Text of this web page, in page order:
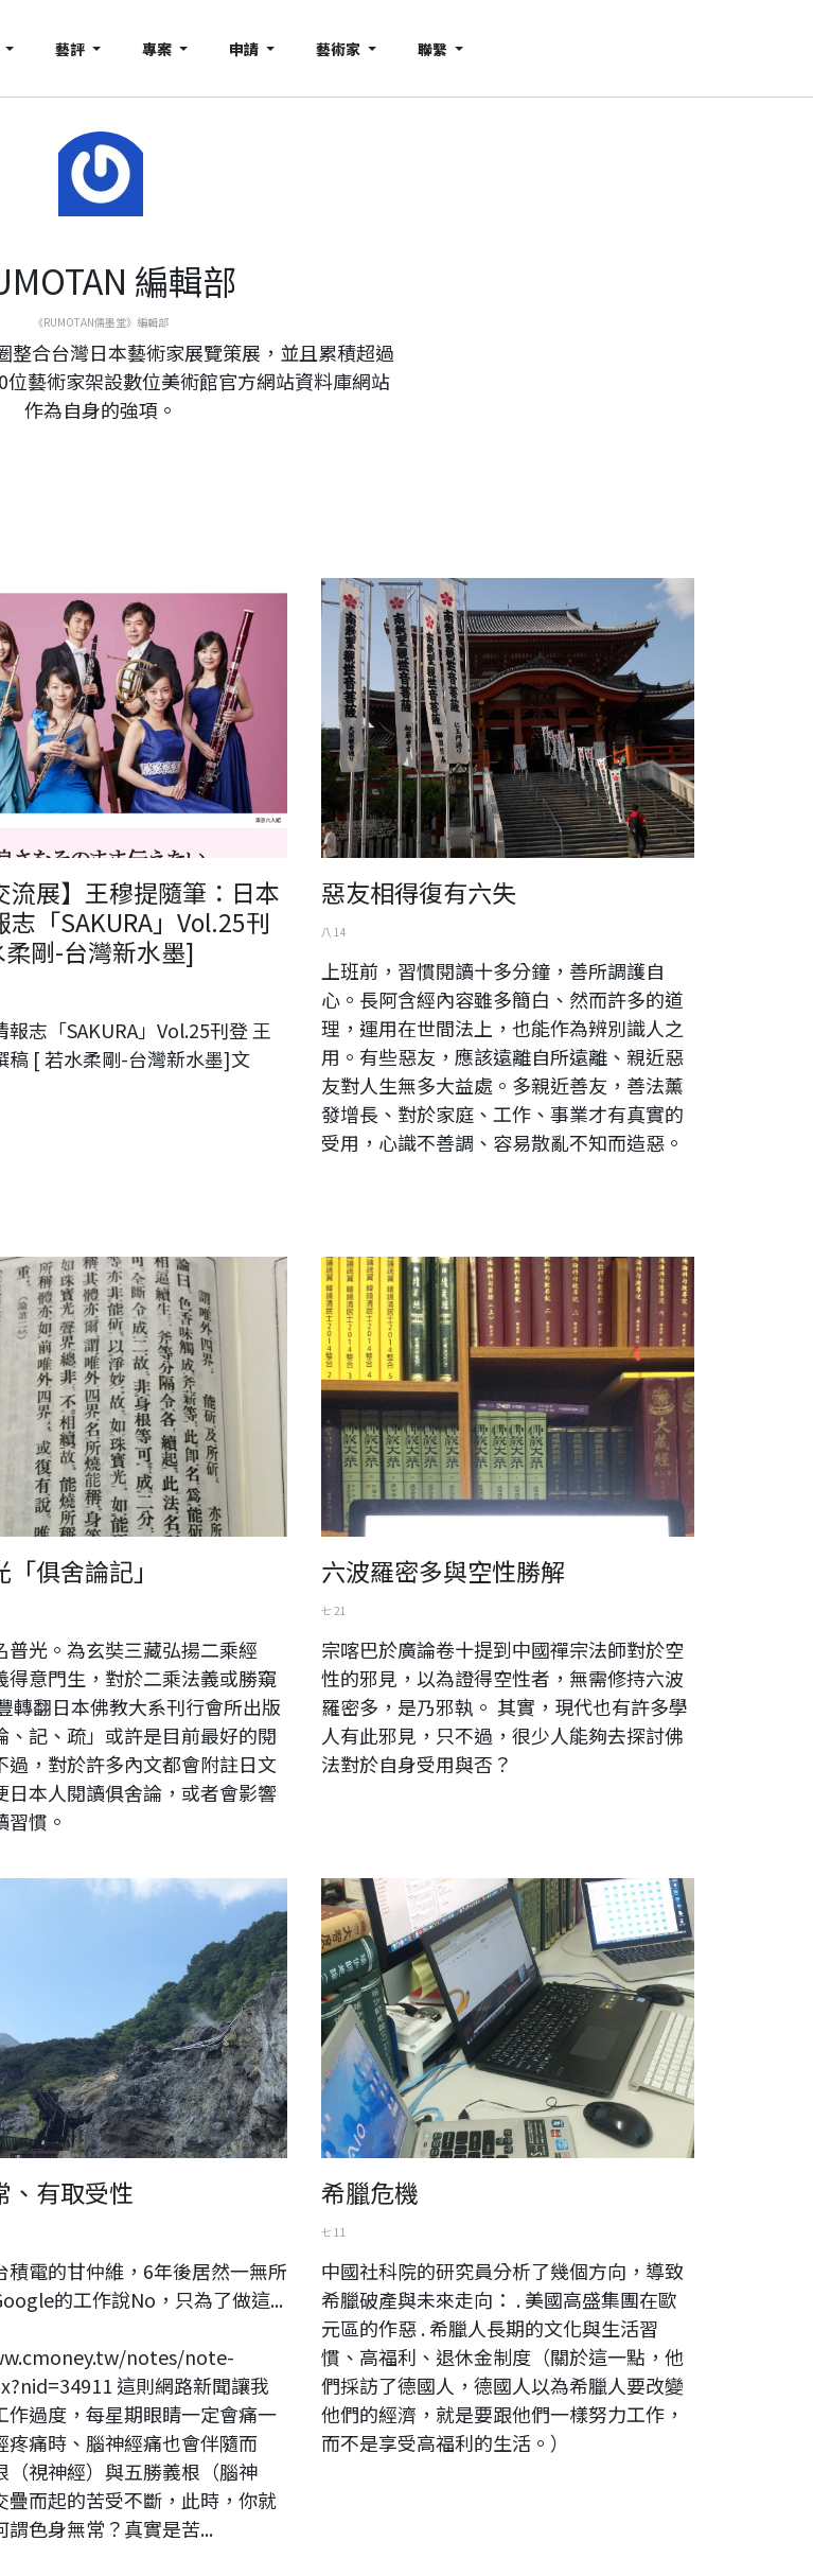
藝評 專案 申請 藝術家 聯繫
編輯部
《RUMOTAN儒墨堂》編輯部
整合台灣日本藝術家展覽策展，並且累積超過
藝術家架設數位美術館官方網站資料庫網站
作為自身的強項。
科技社長 王穆提 先生 [ 若水柔剛-台灣新水墨]
流展】王穆提隨筆：日本
志「SAKURA」Vol.25刊
剛-台灣新水墨]
報志「SAKURA」Vol.25刊登 王
稿 [ 若水柔剛-台灣新水墨]文
日本。愛知縣。名古屋。大須觀音
惡友相得復有六失
八 14
上班前，習慣閱讀十多分鐘，善所調護自
心。長阿含經內容雖多簡白、然而許多的道
理，運用在世間法上，也能作為辨別識人之
用。有些惡友，應該遠離自所遠離、親近惡
友對人生無多大益處。多親近善友，善法薰
發增長、對於家庭、工作、事業才有真實的
受用，心識不善調、容易散亂不知而造惡。
俱舍論記」
普光。為玄奘三藏弘揚二乘經
得意門生，對於二乘法義或勝窺
轉翻日本佛教大系刊行會所出版
、記、疏」或許是目前最好的閱
過，對於許多內文都會附註日文
日本人閱讀俱舍論，或者會影響
習慣。
mac轉字體，有時候會轉錯別字。書桌用了許多種，我還是習
慣用便宜的學生型書桌，最方便、又耐用。
六波羅密多與空性勝解
七 21
宗喀巴於廣論卷十提到中國禪宗法師對於空
性的邪見，以為證得空性者，無需修持六波
羅密多，是乃邪執。 其實，現代也有許多學
人有此邪見，只不過，很少人能夠去探討佛
法對於自身受用與否？
、有取受性
積電的甘仲維，6年後居然一無所
的工作說No，只為了做這...
notes/note-
這則網路新聞讓我
作過度，每星期眼睛一定會痛一
疼痛時、腦神經痛也會伴隨而
（視神經）與五勝義根（腦神
疊而起的苦受不斷，此時，你就
謂色身無常？真實是苦...
Greek crisis
希臘危機
七 11
中國社科院的研究員分析了幾個方向，導致
希臘破產與未來走向： . 美國高盛集團在歐
元區的作惡 . 希臘人長期的文化與生活習
慣、高福利、退休金制度（關於這一點，他
們採訪了德國人，德國人以為希臘人要改變
他們的經濟，就是要跟他們一樣努力工作，
而不是享受高福利的生活。）